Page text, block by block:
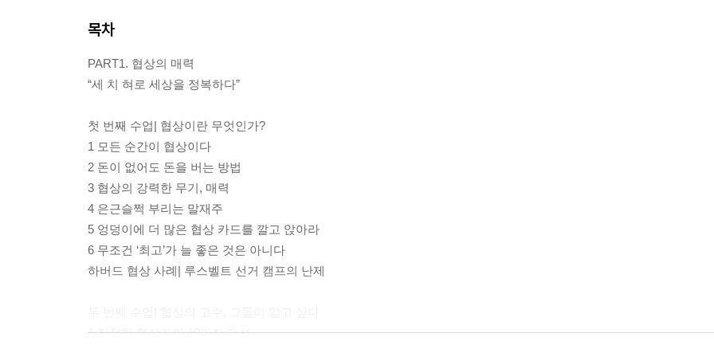
목차
PART1. 협상의 매력
“세 치 혀로 세상을 정복하다”
첫 번째 수업| 협상이란 무엇인가?
1 모든 순간이 협상이다
2 돈이 없어도 돈을 버는 방법
3 협상의 강력한 무기, 매력
4 은근슬쩍 부리는 말재주
5 엉덩이에 더 많은 협상 카드를 깔고 앉아라
6 무조건 ‘최고’가 늘 좋은 것은 아니다
하버드 협상 사례| 루스벨트 선거 캠프의 난제
1 진정한 협상가의 10가지 개성